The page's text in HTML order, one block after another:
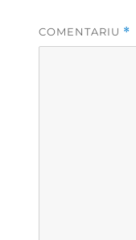
COMENTARIU *